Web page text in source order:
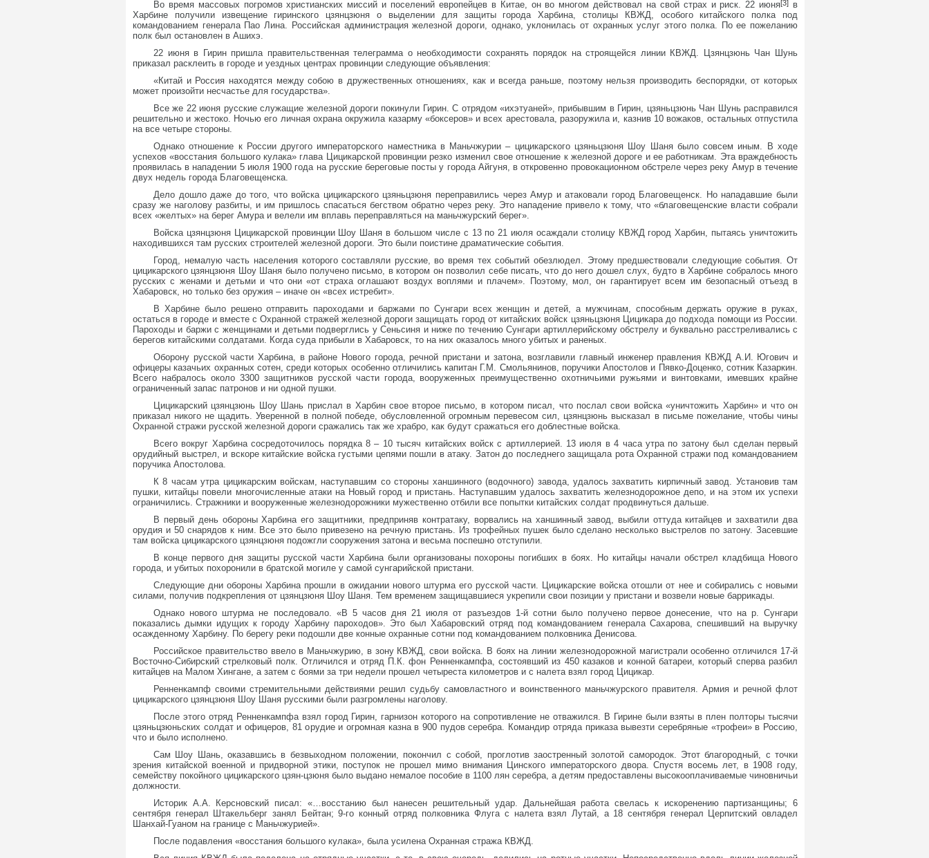
Во время массовых погромов христианских миссий и поселений европейцев в Китае, он во многом действовал на свой страх и риск. 22 июня[3] в
Харбине получили извещение гиринского цзянцзюня о выделении для защиты города Харбина, столицы КВЖД, особого китайского полка под
командованием генерала Пао Лина. Российская администрация железной дороги, однако, уклонилась от охранных услуг этого полка. По ее пожеланию
полк был остановлен в Ашихэ.
22 июня в Гирин пришла правительственная телеграмма о необходимости сохранять порядок на строящейся линии КВЖД. Цзянцзюнь Чан Шунь
приказал расклеить в городе и уездных центрах провинции следующие объявления:
«Китай и Россия находятся между собою в дружественных отношениях, как и всегда раньше, поэтому нельзя производить беспорядки, от которых
может произойти несчастье для государства».
Все же 22 июня русские служащие железной дороги покинули Гирин. С отрядом «ихэтуаней», прибывшим в Гирин, цзяньцзюнь Чан Шунь расправился
решительно и жестоко. Ночью его личная охрана окружила казарму «боксеров» и всех арестовала, разоружила и, казнив 10 вожаков, остальных отпустила
на все четыре стороны.
Однако отношение к России другого императорского наместника в Маньчжурии – цицикарского цзяньцзюня Шоу Шаня было совсем иным. В ходе
успехов «восстания большого кулака» глава Цицикарской провинции резко изменил свое отношение к железной дороге и ее работникам. Эта враждебность
проявилась в нападении 5 июля 1900 года на русские береговые посты у города Айгуня, в откровенно провокационном обстреле через реку Амур в течение
двух недель города Благовещенска.
Дело дошло даже до того, что войска цицикарского цзяньцзюня переправились через Амур и атаковали город Благовещенск. Но нападавшие были
сразу же наголову разбиты, и им пришлось спасаться бегством обратно через реку. Это нападение привело к тому, что «благовещенские власти собрали
всех «желтых» на берег Амура и велели им вплавь переправляться на маньчжурский берег».
Войска цзянцзюня Цицикарской провинции Шоу Шаня в большом числе с 13 по 21 июля осаждали столицу КВЖД город Харбин, пытаясь уничтожить
находившихся там русских строителей железной дороги. Это были поистине драматические события.
Город, немалую часть населения которого составляли русские, во время тех событий обезлюдел. Этому предшествовали следующие события. От
цицикарского цзянцзюня Шоу Шаня было получено письмо, в котором он позволил себе писать, что до него дошел слух, будто в Харбине собралось много
русских с женами и детьми и что они «от страха оглашают воздух воплями и плачем». Поэтому, мол, он гарантирует всем им безопасный отъезд в
Хабаровск, но только без оружия – иначе он «всех истребит».
В Харбине было решено отправить пароходами и баржами по Сунгари всех женщин и детей, а мужчинам, способным держать оружие в руках,
остаться в городе и вместе с Охранной стражей железной дороги защищать город от китайских войск цзяньцзюня Цицикара до подхода помощи из России.
Пароходы и баржи с женщинами и детьми подверглись у Сеньсиня и ниже по течению Сунгари артиллерийскому обстрелу и буквально расстреливались с
берегов китайскими солдатами. Когда суда прибыли в Хабаровск, то на них оказалось много убитых и раненых.
Оборону русской части Харбина, в районе Нового города, речной пристани и затона, возглавили главный инженер правления КВЖД А.И. Югович и
офицеры казачьих охранных сотен, среди которых особенно отличились капитан Г.М. Смольянинов, поручики Апостолов и Пявко-Доценко, сотник Казаркин.
Всего набралось около 3300 защитников русской части города, вооруженных преимущественно охотничьими ружьями и винтовками, имевших крайне
ограниченный запас патронов и ни одной пушки.
Цицикарский цзянцзюнь Шоу Шань прислал в Харбин свое второе письмо, в котором писал, что послал свои войска «уничтожить Харбин» и что он
приказал никого не щадить. Уверенной в полной победе, обусловленной огромным перевесом сил, цзянцзюнь высказал в письме пожелание, чтобы чины
Охранной стражи русской железной дороги сражались так же храбро, как будут сражаться его доблестные войска.
Всего вокруг Харбина сосредоточилось порядка 8 – 10 тысяч китайских войск с артиллерией. 13 июля в 4 часа утра по затону был сделан первый
орудийный выстрел, и вскоре китайские войска густыми цепями пошли в атаку. Затон до последнего защищала рота Охранной стражи под командованием
поручика Апостолова.
К 8 часам утра цицикарским войскам, наступавшим со стороны ханшинного (водочного) завода, удалось захватить кирпичный завод. Установив там
пушки, китайцы повели многочисленные атаки на Новый город и пристань. Наступавшим удалось захватить железнодорожное депо, и на этом их успехи
ограничились. Стражники и вооруженные железнодорожники мужественно отбили все попытки китайских солдат продвинуться дальше.
В первый день обороны Харбина его защитники, предприняв контратаку, ворвались на ханшинный завод, выбили оттуда китайцев и захватили два
орудия и 50 снарядов к ним. Все это было привезено на речную пристань. Из трофейных пушек было сделано несколько выстрелов по затону. Засевшие
там войска цицикарского цзянцзюня подожгли сооружения затона и весьма поспешно отступили.
В конце первого дня защиты русской части Харбина были организованы похороны погибших в боях. Но китайцы начали обстрел кладбища Нового
города, и убитых похоронили в братской могиле у самой сунгарийской пристани.
Следующие дни обороны Харбина прошли в ожидании нового штурма его русской части. Цицикарские войска отошли от нее и собирались с новыми
силами, получив подкрепления от цзянцзюня Шоу Шаня. Тем временем защищавшиеся укрепили свои позиции у пристани и возвели новые баррикады.
Однако нового штурма не последовало. «В 5 часов дня 21 июля от разъездов 1-й сотни было получено первое донесение, что на р. Сунгари
показались дымки идущих к городу Харбину пароходов». Это был Хабаровский отряд под командованием генерала Сахарова, спешивший на выручку
осажденному Харбину. По берегу реки подошли две конные охранные сотни под командованием полковника Денисова.
Российское правительство ввело в Маньчжурию, в зону КВЖД, свои войска. В боях на линии железнодорожной магистрали особенно отличился 17-й
Восточно-Сибирский стрелковый полк. Отличился и отряд П.К. фон Ренненкампфа, состоявший из 450 казаков и конной батареи, который сперва разбил
китайцев на Малом Хингане, а затем с боями за три недели прошел четыреста километров и с налета взял город Цицикар.
Ренненкампф своими стремительными действиями решил судьбу самовластного и воинственного маньчжурского правителя. Армия и речной флот
цицикарского цзянцзюня Шоу Шаня русскими были разгромлены наголову.
После этого отряд Ренненкампфа взял город Гирин, гарнизон которого на сопротивление не отважился. В Гирине были взяты в плен полторы тысячи
цзяньцзюньских солдат и офицеров, 81 орудие и огромная казна в 900 пудов серебра. Командир отряда приказа вывезти серебряные «трофеи» в Россию,
что и было исполнено.
Сам Шоу Шань, оказавшись в безвыходном положении, покончил с собой, проглотив заостренный золотой самородок. Этот благородный, с точки
зрения китайской военной и придворной этики, поступок не прошел мимо внимания Цинского императорского двора. Спустя восемь лет, в 1908 году,
семейству покойного цицикарского цзян-цзюня было выдано немалое пособие в 1100 лян серебра, а детям предоставлены высокооплачиваемые чиновничьи
должности.
Историк А.А. Керсновский писал: «…восстанию был нанесен решительный удар. Дальнейшая работа свелась к искоренению партизанщины; 6
сентября генерал Штакельберг занял Бейтан; 9-го конный отряд полковника Флуга с налета взял Лутай, а 18 сентября генерал Церпитский овладел
Шанхай-Гуаном на границе с Маньчжурией».
После подавления «восстания большого кулака», была усилена Охранная стража КВЖД.